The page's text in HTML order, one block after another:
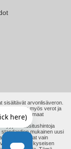
sisältävät arvonlisäveron.
myös verot ja
ulkopuoliset maat
suositushintoja
mukainen uusi
postikulut ovat vain
lisätä kyseisen